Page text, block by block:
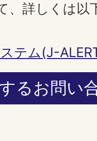
、詳しくは以
テム(J-
るお問い